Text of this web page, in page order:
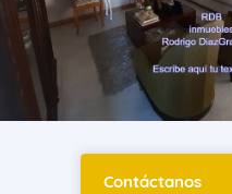
Contáctanos